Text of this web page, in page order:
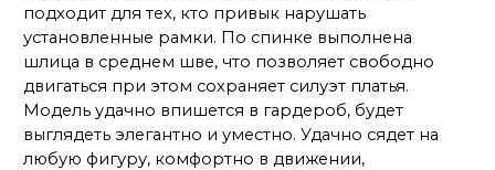
подходит для тех, кто привык нарушать
установленные рамки. По спинке выполнена
шлица в среднем шве, что позволяет свободно
двигаться при этом сохраняет силуэт платья.
Модель удачно впишется в гардероб, будет
выглядеть элегантно и уместно. Удачно сядет на
любую фигуру, комфортно в движении,